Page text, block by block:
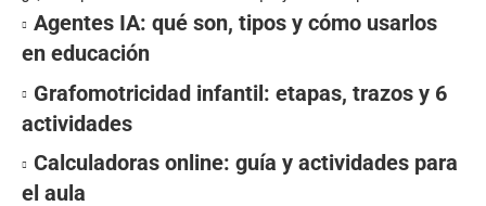
Agentes IA: qué son, tipos y cómo usarlos
en educación
Grafomotricidad infantil: etapas, trazos y 6
actividades
Calculadoras online: guía y actividades para
el aula